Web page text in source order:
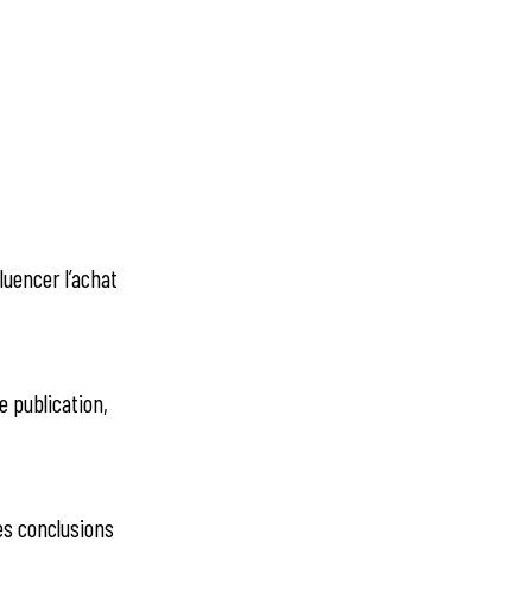
l’achat
publication,
conclusions